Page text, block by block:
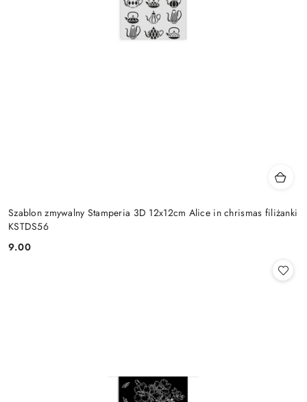
Szablon zmywalny Stamperia 3D 12x12cm Alice in chrismas filiżanki
KSTDS56
Cena:
9.00